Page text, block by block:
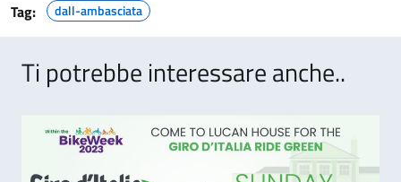
Tag: dall-ambasciata
Ti potrebbe interessare anche..